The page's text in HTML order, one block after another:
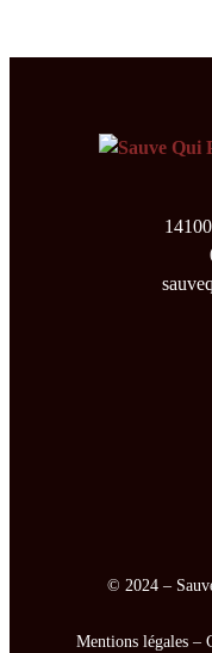
© 2024 –
Mentions légales –